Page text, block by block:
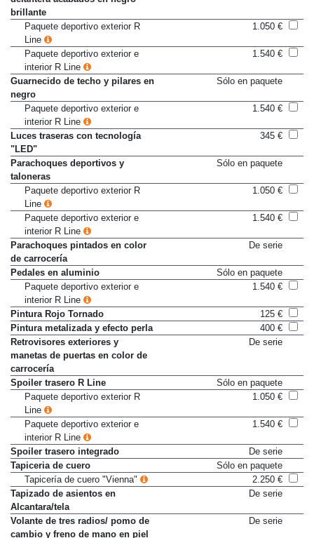
delantera acabados en negro
brillante
Paquete deportivo exterior R
Line
Paquete deportivo exterior e
interior R Line
Guarnecido de techo y pilares en
negro
Paquete deportivo exterior e
interior R Line
Luces traseras con tecnología
"LED"
Parachoques deportivos y
taloneras
Paquete deportivo exterior R
Line
Paquete deportivo exterior e
interior R Line
Parachoques pintados en color
de carrocería
Pedales en aluminio
Sólo en paquete
Paquete deportivo exterior e
interior R Line
Pintura Rojo Tornado
125 €
Pintura metalizada y efecto perla
400 €
Retrovisores exteriores y
manetas de puertas en color de
carrocería
Spoiler trasero R Line
Sólo en paquete
Paquete deportivo exterior R
Line
Paquete deportivo exterior e
interior R Line
Spoiler trasero integrado
De serie
Tapiceria de cuero
Sólo en paquete
Tapicería de cuero "Vienna"
2.250 €
Tapizado de asientos en
Alcantara/tela
Volante de tres radios/ pomo de